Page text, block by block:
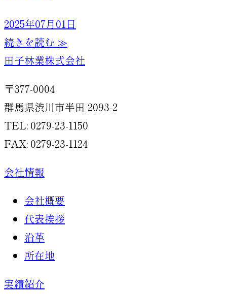
2025年07月01日
続きを読む ≫
田子林業株式会社
〒377-0004
群馬県渋川市半田 2093-2
TEL: 0279-23-1150
FAX: 0279-23-1124
会社情報
会社概要
代表挨拶
沿革
所在地
実績紹介